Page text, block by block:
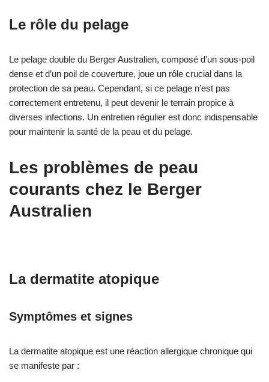
Le rôle du pelage
Le pelage double du Berger Australien, composé d’un sous-poil
dense et d’un poil de couverture, joue un rôle crucial dans la
protection de sa peau. Cependant, si ce pelage n’est pas
correctement entretenu, il peut devenir le terrain propice à
diverses infections. Un entretien régulier est donc indispensable
pour maintenir la santé de la peau et du pelage.
Les problèmes de peau
courants chez le Berger
Australien
La dermatite atopique
Symptômes et signes
La dermatite atopique est une réaction allergique chronique qui
se manifeste par :